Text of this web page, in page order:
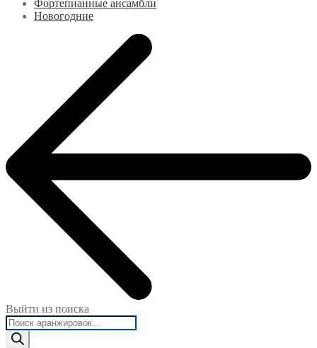
Фортепианные ансамбли
Новогодние
Выйти из поиска
Поиск
товаров